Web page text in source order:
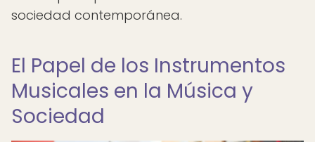
sociedad contemporánea.
El Papel de los Instrumentos
Musicales en la Música y
Sociedad